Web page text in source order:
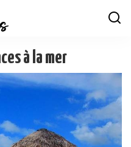
à la mer